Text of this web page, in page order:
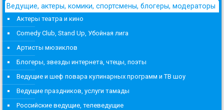
Ведущие, актеры, комики, спортсмены, блогеры, модераторы
Актеры театра и кино
Comedy Club, Stand Up, Убойная лига
Артисты мюзиклов
Блогеры, звезды интернета, чтецы, поэты
Ведущие и шеф повара кулинарных программ и ТВ шоу
Ведущие праздников, услуги тамады
Российские ведущие, телеведущие